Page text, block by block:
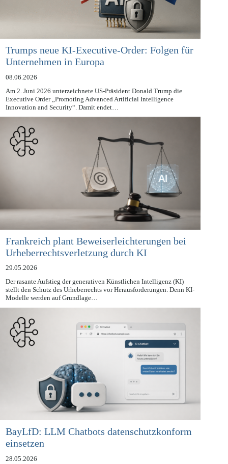
Trumps neue KI-Executive-Order: Folgen für
Unternehmen in Europa
08.06.2026
Am 2. Juni 2026 unterzeichnete US-Präsident Donald Trump die
Executive Order „Promoting Advanced Artificial Intelligence
Innovation and Security“. Damit endet…
Frankreich plant Beweiserleichterungen bei
Urheberrechtsverletzung durch KI
29.05.2026
Der rasante Aufstieg der generativen Künstlichen Intelligenz (KI)
stellt den Schutz des Urheberrechts vor Herausforderungen. Denn KI-
Modelle werden auf Grundlage…
BayLfD: LLM Chatbots datenschutzkonform
einsetzen